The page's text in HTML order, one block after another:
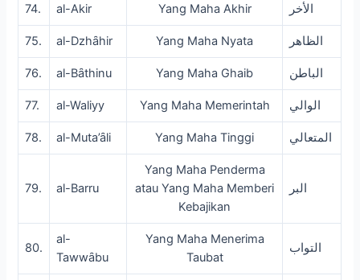
74. al-Akir Yang Maha Akhir الأخر
75. al-Dzhȃhir Yang Maha Nyata الظاهر
76. al-Bȃthinu Yang Maha Ghaib الباطن
77. al-Waliyy Yang Maha Memerintah الوالي
78. al-Muta’ȃli Yang Maha Tinggi المتعالي
79. al-Barru
Yang Maha Penderma
atau Yang Maha Memberi
Kebajikan
البر
80.
al-
Tawwȃbu
Yang Maha Menerima
Taubat
التواب